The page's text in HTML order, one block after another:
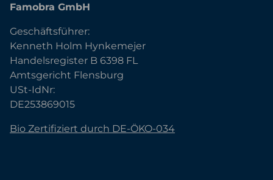
Famobra GmbH
Geschäftsführer:
Kenneth Holm Hynkemejer
Handelsregister B 6398 FL
Amtsgericht Flensburg
USt-IdNr:
DE253869015
Bio Zertifiziert durch DE-ÖKO-034